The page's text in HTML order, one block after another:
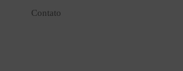
Contato